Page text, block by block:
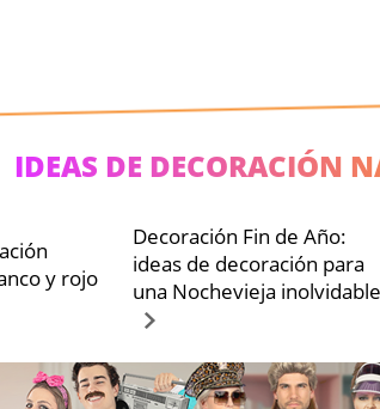
IDEAS DE DECORACIÓN
y rojo
Decoración Fin de Año:
ideas de decoración para
una Nochevieja inolvidable